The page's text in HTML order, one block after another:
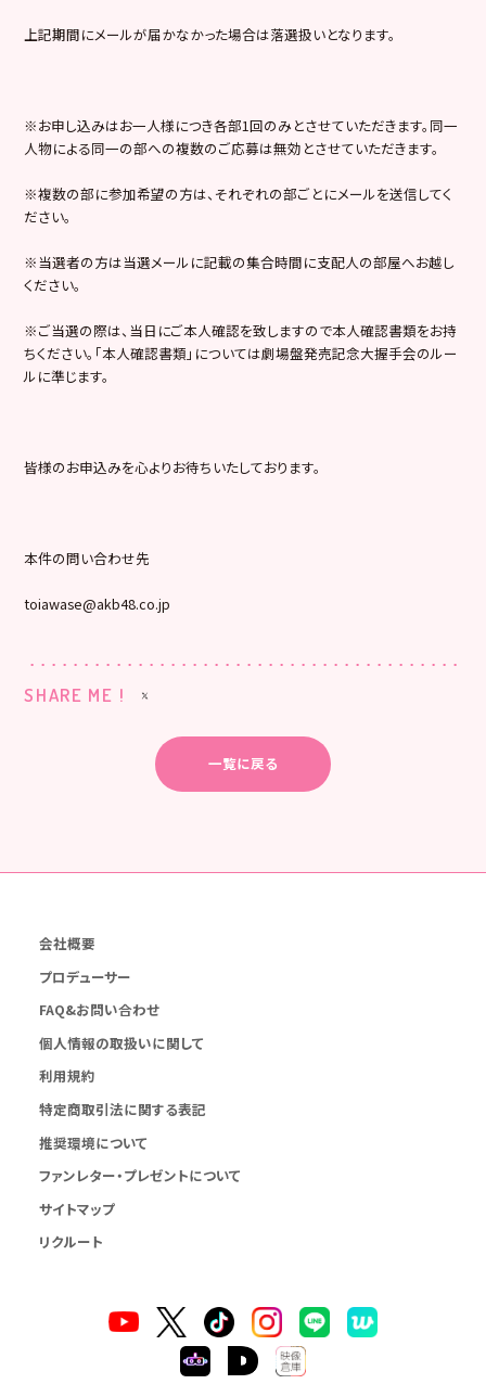
上記期間にメールが届かなかった場合は落選扱いとなります。
※お申し込みはお一人様につき各部1回のみとさせていただきます。同一
人物による同一の部への複数のご応募は無効とさせていただきます。
※複数の部に参加希望の方は、それぞれの部ごとにメールを送信してく
ださい。
※当選者の方は当選メールに記載の集合時間に支配人の部屋へお越し
ください。
※ご当選の際は、当日にご本人確認を致しますので本人確認書類をお持
ちください。「本人確認書類」については劇場盤発売記念大握手会のルー
ルに準じます。
皆様のお申込みを心よりお待ちいたしております。
本件の問い合わせ先
toiawase@akb48.co.jp
SHARE ME !
一覧に戻る
会社概要
プロデューサー
FAQ&お問い合わせ
個人情報の取扱いに関して
利用規約
特定商取引法に関する表記
推奨環境について
ファンレター・プレゼントについて
サイトマップ
リクルート